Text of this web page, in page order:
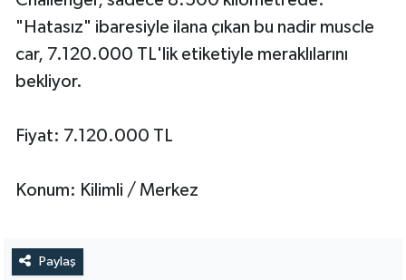
"Hatasız" ibaresiyle ilana çıkan bu nadir muscle
car, 7.120.000 TL'lik etiketiyle meraklılarını
bekliyor.
Fiyat: 7.120.000 TL
Konum: Kilimli / Merkez
Paylaş